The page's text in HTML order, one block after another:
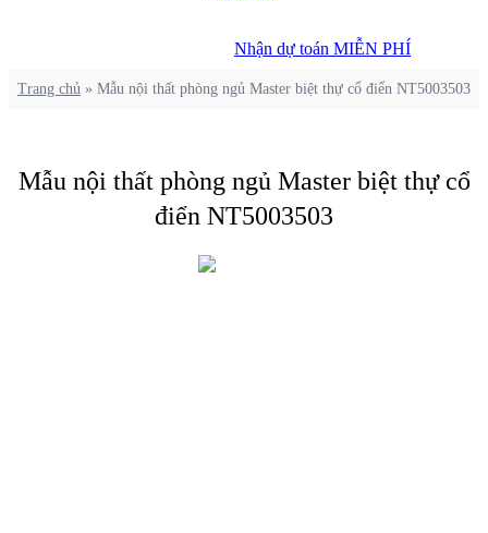
Nhận dự toán MIỄN PHÍ
Trang chủ » Mẫu nội thất phòng ngủ Master biệt thự cổ điển NT5003503
Mẫu nội thất phòng ngủ Master biệt thự cổ
điển NT5003503